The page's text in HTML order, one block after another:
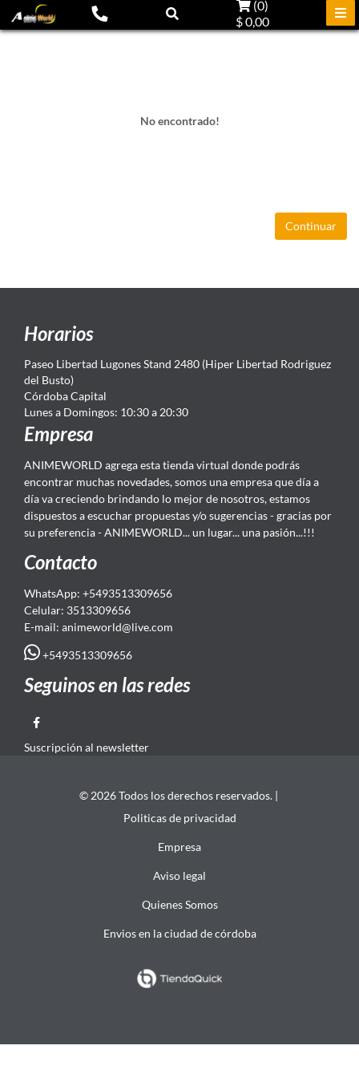
(0)
$ 0,00
No encontrado!
Continuar
Horarios
Paseo Libertad Lugones Stand 2480 (Hiper Libertad Rodriguez
del Busto)
Córdoba Capital
Lunes a Domingos: 10:30 a 20:30
Empresa
ANIMEWORLD agrega esta tienda virtual donde podrás
encontrar muchas novedades, somos una empresa que día a
día va creciendo brindando lo mejor de nosotros, estamos
dispuestos a escuchar propuestas y/o sugerencias - gracias por
su preferencia - ANIMEWORLD... un lugar... una pasión...!!!
Contacto
WhatsApp: +5493513309656
Celular: 3513309656
E-mail: animeworld@live.com
+5493513309656
Seguinos en las redes
Suscripción al newsletter
© 2026 Todos los derechos reservados. |
Politicas de privacidad
Empresa
Aviso legal
Quienes Somos
Envios en la ciudad de córdoba